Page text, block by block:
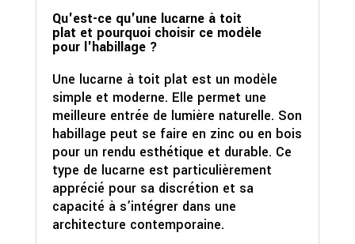
Qu'est-ce qu'une lucarne à toit
plat et pourquoi choisir ce modèle
pour l'habillage ?
Une lucarne à toit plat est un modèle
simple et moderne. Elle permet une
meilleure entrée de lumière naturelle. Son
habillage peut se faire en zinc ou en bois
pour un rendu esthétique et durable. Ce
type de lucarne est particulièrement
apprécié pour sa discrétion et sa
capacité à s’intégrer dans une
architecture contemporaine.